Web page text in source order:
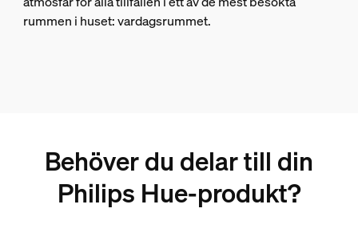
rummen i huset: vardagsrummet.
Behöver du delar till din
Philips Hue-produkt?